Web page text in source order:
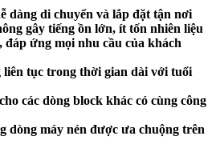
dàng di chuyển và lắp đặt tận nơi
gây tiếng ồn lớn, ít tốn nhiên liệu
đáp ứng mọi nhu cầu của khách
liên tục trong thời gian dài với tuổi
các dòng block khác có cùng công
dòng máy nén được ưa chuộng trên